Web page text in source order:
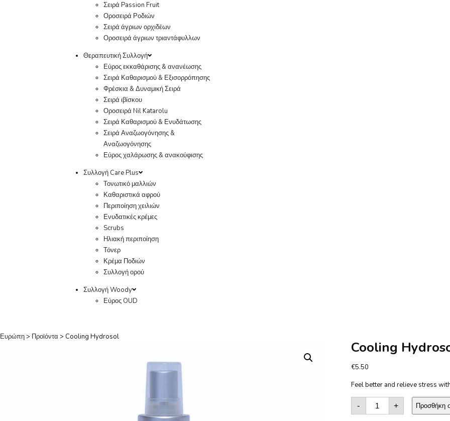
Σειρά Passion Fruit
Οροσειρά Ροδιών
Σειρά άγριων ορχιδέων
Οροσειρά άγριων τριαντάφυλλων
Θεραπευτική Συλλογή
Εύρος εκκαθάρισης & ανανέωσης
Σειρά Καθαρισμού & Εξισορρόπησης
Φρέσκια & Δυναμική Σειρά
Σειρά ιβίσκου
Οροσειρά Nil Katarolu
Σειρά Καθαρισμού & Ενυδάτωσης
Σειρά Αναζωογόνησης &
Αναζωογόνησης
Εύρος χαλάρωσης & ανακούφισης
Συλλογή Care Plus
Τονωτικό μαλλιών
Καθαριστικά αφρού
Περιποίηση χειλιών
Ενυδατικές κρέμες
Scrubs
Ηλιακή περιποίηση
Τόνερ
Κρέμα Ποδιών
Συλλογή ορού
Συλλογή Woody
Εύρος OUD
Ευρώπη> Προϊόντα > Cooling Hydrosol
Cooling
€5.50
Feel better and relieve stress
-
Cooling
Hydrosol
ποσότητα
+ Προσθήκη